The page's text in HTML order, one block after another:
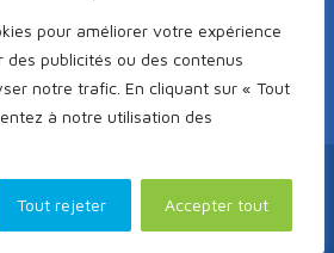
pour améliorer votre expérience
publicités ou des contenus
notre trafic. En cliquant sur « Tout
à notre utilisation des
Tout rejeter Accepter tout
Mentions légales- RGPD-CGV-ÉTHIQUE &
| GL events